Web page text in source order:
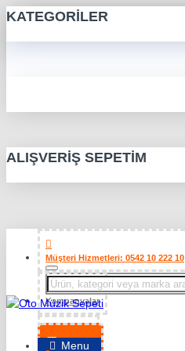
KATEGORILER
ALIŞVERIŞ SEPETIM
Müşteri Hizmetleri: 0542 10 222 10
Kampanyalar
Favorilerim
Menu